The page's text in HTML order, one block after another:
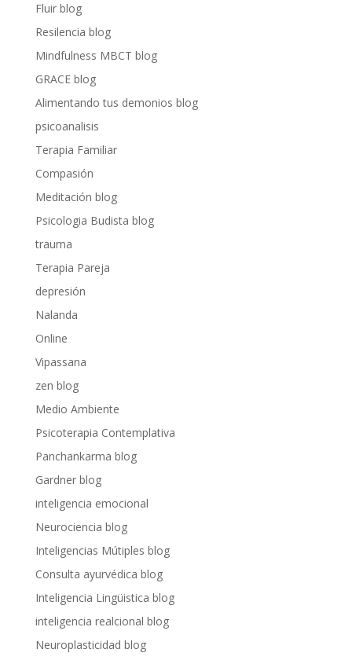
Fluir blog
Resilencia blog
Mindfulness MBCT blog
GRACE blog
Alimentando tus demonios blog
psicoanalisis
Terapia Familiar
Compasión
Meditación blog
Psicologia Budista blog
trauma
Terapia Pareja
depresión
Nalanda
Online
Vipassana
zen blog
Medio Ambiente
Psicoterapia Contemplativa
Panchankarma blog
Gardner blog
inteligencia emocional
Neurociencia blog
Inteligencias Mútiples blog
Consulta ayurvédica blog
Inteligencia Lingüistica blog
inteligencia realcional blog
Neuroplasticidad blog